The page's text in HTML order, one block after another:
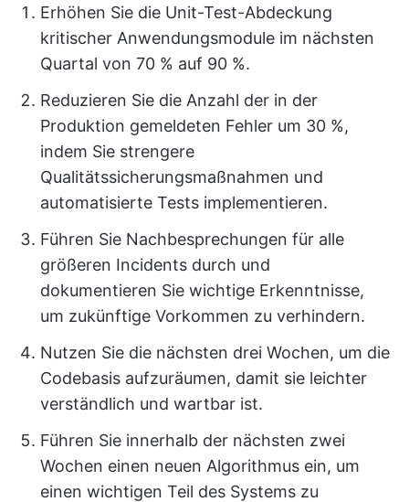
Erhöhen Sie die Unit-Test-Abdeckung
kritischer Anwendungsmodule im nächsten
Quartal von 70 % auf 90 %.
Reduzieren Sie die Anzahl der in der
Produktion gemeldeten Fehler um 30 %,
indem Sie strengere
Qualitätssicherungsmaßnahmen und
automatisierte Tests implementieren.
Führen Sie Nachbesprechungen für alle
größeren Incidents durch und
dokumentieren Sie wichtige Erkenntnisse,
um zukünftige Vorkommen zu verhindern.
Nutzen Sie die nächsten drei Wochen, um die
Codebasis aufzuräumen, damit sie leichter
verständlich und wartbar ist.
Führen Sie innerhalb der nächsten zwei
Wochen einen neuen Algorithmus ein, um
einen wichtigen Teil des Systems zu